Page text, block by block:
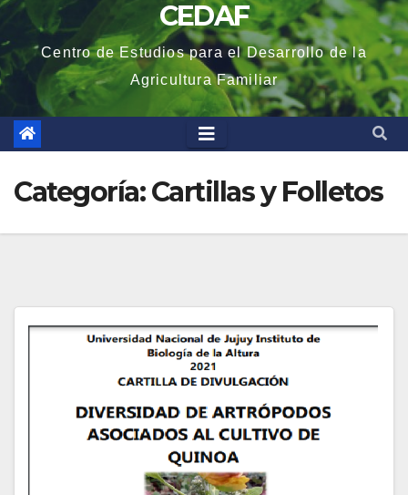
CEDAF
Centro de Estudios para el Desarrollo de la
Agricultura Familiar
Categoría:Cartillas y Folletos